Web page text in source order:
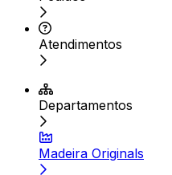
Atendimentos
Departamentos
Madeira Originals